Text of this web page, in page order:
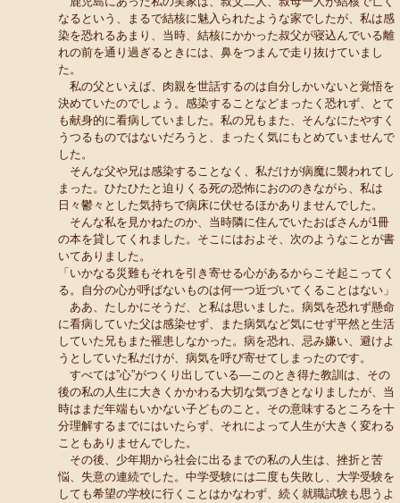
なるという、まるで結核に魅入られたような家でしたが、私は感
染を恐れるあまり、当時、結核にかかった叔父が寝込んでいる離
れの前を通り過ぎるときには、鼻をつまんで走り抜けていまし
た。
私の父といえば、肉親を世話するのは自分しかいないと覚悟を
決めていたのでしょう。感染することなどまったく恐れず、とて
も献身的に看病していました。私の兄もまた、そんなにたやすく
うつるものではないだろうと、まったく気にもとめていませんで
した。
そんな父や兄は感染することなく、私だけが病魔に襲われてし
まった。ひたひたと迫りくる死の恐怖におののきながら、私は
日々鬱々とした気持ちで病床に伏せるほかありませんでした。
そんな私を見かねたのか、当時隣に住んでいたおばさんが1冊
の本を貸してくれました。そこにはおよそ、次のようなことが書
いてありました。
「いかなる災難もそれを引き寄せる心があるからこそ起こってく
る。自分の心が呼ばないものは何一つ近づいてくることはない」
ああ、たしかにそうだ、と私は思いました。病気を恐れず懸命
に看病していた父は感染せず、また病気など気にせず平然と生活
していた兄もまた罹患しなかった。病を恐れ、忌み嫌い、避けよ
うとしていた私だけが、病気を呼び寄せてしまったのです。
すべては”心”がつくり出している―このとき得た教訓は、その
後の私の人生に大きくかかわる大切な気づきとなりましたが、当
時はまだ年端もいかない子どものこと。その意味するところを十
分理解するまでにはいたらず、それによって人生が大きく変わる
こともありませんでした。
その後、少年期から社会に出るまでの私の人生は、挫折と苦
悩、失意の連続でした。中学受験には二度も失敗し、大学受験を
しても希望の学校に行くことはかなわず、続く就職試験も思うよ